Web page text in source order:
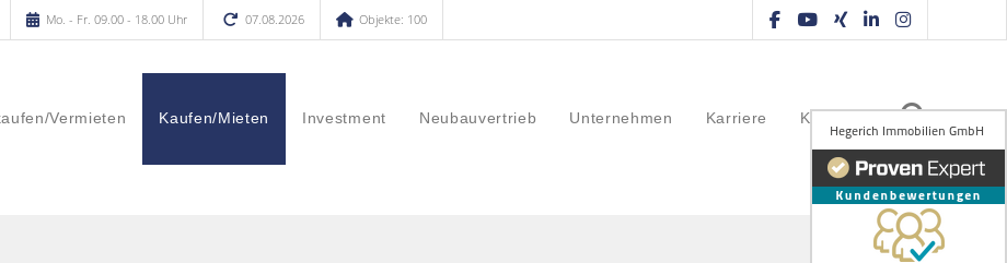
Mo. - Fr. 09.00 - 18.00 Uhr 07.08.2026 Objekte: 100
Vermieten Kaufen/Mieten Investment Neubauvertrieb Unternehmen Karriere Kontakt